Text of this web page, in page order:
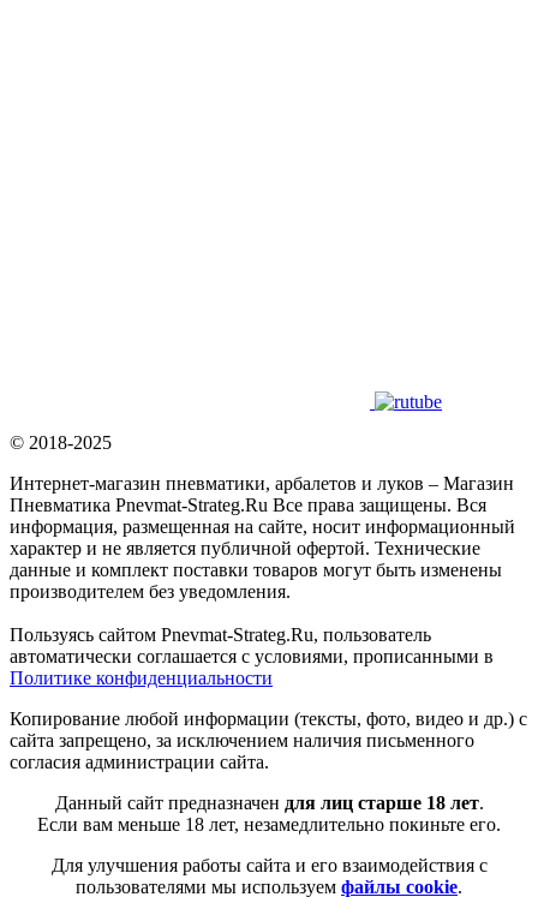
© 2018-2025
Интернет-магазин пневматики, арбалетов и луков – Магазин
Пневматика Pnevmat-Strateg.Ru Все права защищены. Вся
информация, размещенная на сайте, носит информационный
характер и не является публичной офертой. Технические
данные и комплект поставки товаров могут быть изменены
производителем без уведомления.
Пользуясь сайтом Pnevmat-Strateg.Ru, пользователь
автоматически соглашается с условиями, прописанными в
Политике конфиденциальности
Копирование любой информации (тексты, фото, видео и др.) с
сайта запрещено, за исключением наличия письменного
согласия администрации сайта.
Данный сайт предназначен для лиц старше 18 лет.
Если вам меньше 18 лет, незамедлительно покиньте его.
Для улучшения работы сайта и его взаимодействия с
пользователями мы используем файлы cookie.